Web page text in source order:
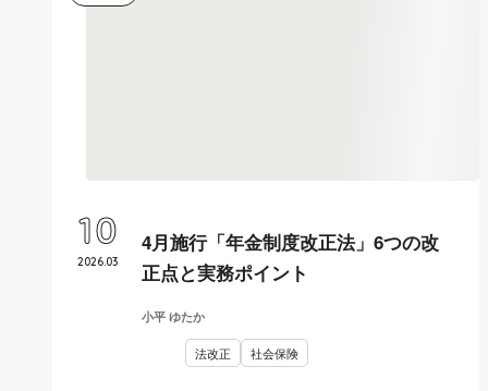
4月施行「年金制度改正法」6つの改
正点と実務ポイント
小平 ゆたか
法改正 社会保険
2026.03
10